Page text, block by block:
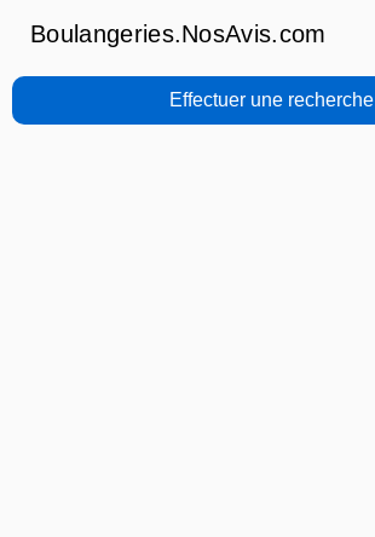
Boulangeries.NosAvis.com
Effectuer une recherche